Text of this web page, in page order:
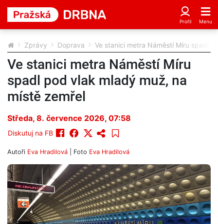
Zprávy Doprava Ve stanici metra Náměstí Míru spadl
Ve stanici metra Náměstí Míru
spadl pod vlak mladý muž, na
místě zemřel
Středa, 8. července 2026, 07:58
Diskutuj na FB
Autoři Eva Hradilová | Foto Eva Hradilová